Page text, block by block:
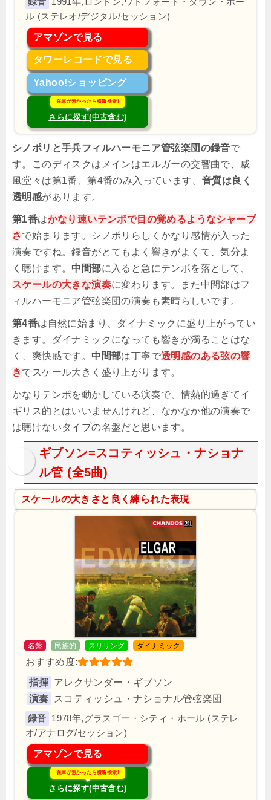
1991年,ロンドン,ワトフォード・タウン・ホー
ル (ステレオ/デジタル/セッション)
アマゾンで見る
タワーレコードで見る
Yahoo!ショッピング
在庫が無かったら横断検索!
さらに探す(中古含む)
シノポリと手兵フィルハーモニア管弦楽団の録音で
す。このディスクはメインはエルガーの交響曲で、威
風堂々は第1番、第4番のみ入っています。 音質は良く
透明感があります。
第1番はかなり速いテンポで目の覚めるようなシャープ
さで始まります。シノポリらしくかなり感情が入った
演奏ですね。録音がとてもよく響きがよくて、気分よ
く聴けます。 中間部に入ると急にテンポを落として、
スケールの大きな演奏に変わります。また中間部はフ
ィルハーモニア管弦楽団の演奏も素晴らしいです。
第4番は自然に始まり、ダイナミックに盛り上がってい
きます。ダイナミックになっても響きが濁ることはな
く、爽快感です。 中間部は丁寧で透明感のある弦の響
きでスケール大きく盛り上がります。
かなりテンポを動かしている演奏で、情熱的過ぎてイ
ギリス的とはいいませんけれど、なかなか他の演奏で
は聴けないタイプの名盤だと思います。
ギブソン=スコティッシュ・ナショナ
ル管 (全5曲)
スケールの大きさと良く練られた表現
名盤 民族的 スリリング ダイナミック
おすすめ度:
指揮 アレクサンダー・ギブソン
演奏
スコティッシュ・ナショナル管弦楽団
1978年,グラスゴー・シティ・ホール (ステレ
オ/アナログ/セッション)
アマゾンで見る
在庫が無かったら横断検索!
さらに探す(中古含む)